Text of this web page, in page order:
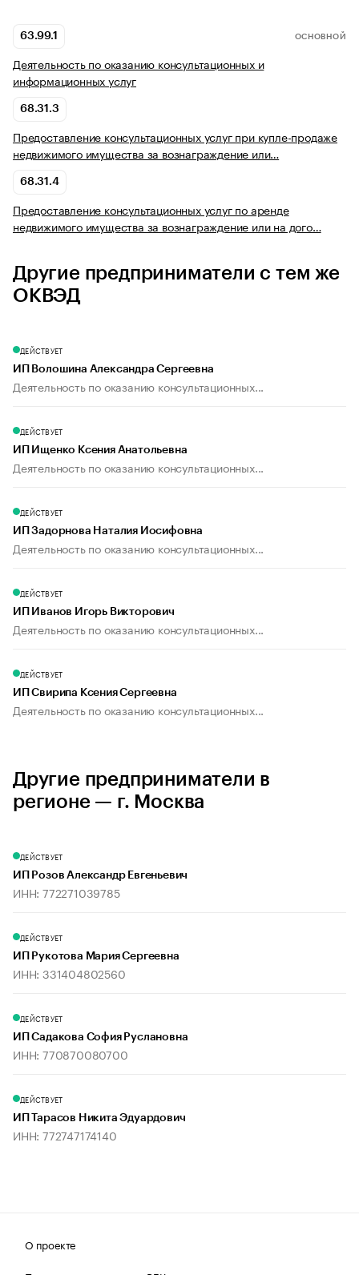
63.99.1 ОСНОВНОЙ
Деятельность по оказанию консультационных и
информационных услуг
68.31.3
Предоставление консультационных услуг при купле-продаже
недвижимого имущества за вознаграждение или…
68.31.4
Предоставление консультационных услуг по аренде
недвижимого имущества за вознаграждение или на дого…
Другие предприниматели с тем же
ОКВЭД
ДЕЙСТВУЕТ
ИП Волошина Александра Сергеевна
Деятельность по оказанию консультационных...
ДЕЙСТВУЕТ
ИП Ищенко Ксения Анатольевна
Деятельность по оказанию консультационных...
ДЕЙСТВУЕТ
ИП Задорнова Наталия Иосифовна
Деятельность по оказанию консультационных...
ДЕЙСТВУЕТ
ИП Иванов Игорь Викторович
Деятельность по оказанию консультационных...
ДЕЙСТВУЕТ
ИП Свирипа Ксения Сергеевна
Деятельность по оказанию консультационных...
Другие предприниматели в
регионе — г. Москва
ДЕЙСТВУЕТ
ИП Розов Александр Евгеньевич
ИНН: 772271039785
ДЕЙСТВУЕТ
ИП Рукотова Мария Сергеевна
ИНН: 331404802560
ДЕЙСТВУЕТ
ИП Садакова София Руслановна
ИНН: 770870080700
ДЕЙСТВУЕТ
ИП Тарасов Никита Эдуардович
ИНН: 772747174140
О проекте